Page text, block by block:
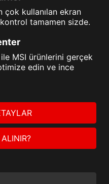
çok kullanılan ekran
kontrol tamamen sizde.
ile MSI ürünlerini gerçek
edin ve ince